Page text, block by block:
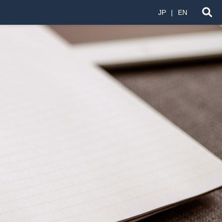
JP EN